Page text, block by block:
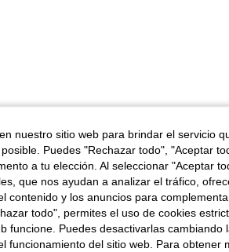
Útil (0)
nuestro sitio web para brindar el servicio
Puedes "Rechazar todo", "Aceptar
a tu elección. Al seleccionar "Aceptar
que nos ayudan a analizar el tráfico,
contenido y los anuncios para
todo", permites el uso de cookies
funcione. Puedes desactivarlas cambiando
funcionamiento del sitio web. Para obtener